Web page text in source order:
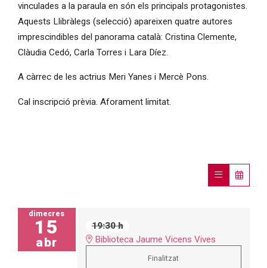
vinculades a la paraula en són els principals protagonistes.
Aquests Llibràlegs (selecció) apareixen quatre autores
imprescindibles del panorama català: Cristina Clemente,
Clàudia Cedó, Carla Torres i Lara Díez.
A càrrec de les actrius Meri Yanes i Mercè Pons.
Cal inscripció prèvia. Aforament limitat.
dimecres
15
abr
19:30 h
Biblioteca Jaume Vicens Vives
Finalitzat